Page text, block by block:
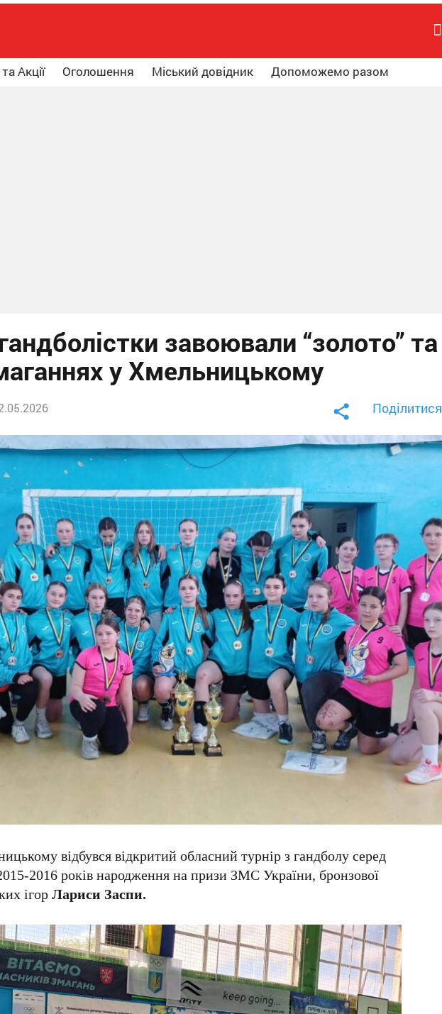
Акції Оголошення Міський довідник Допоможемо разом
завоювали “золото” та
у Хмельницькому
Поділитися
відбувся відкритий обласний турнір з гандболу серед
2016 років народження на призи ЗМС України, бронзової
ігорЛариси Заспи.